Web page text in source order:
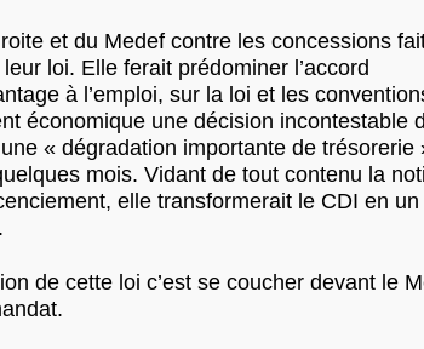
et du Medef contre les concessions
loi. Elle ferait prédominer l’accord
à l’emploi, sur la loi et les
économique une décision incontestable
« dégradation importante de trésorerie
mois. Vidant de tout contenu la
elle transformerait le CDI en un
de cette loi c’est se coucher devant le